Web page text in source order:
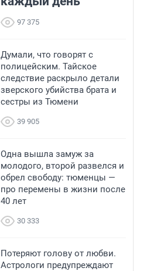
97 375
Думали, что говорят с
полицейским. Тайское
следствие раскрыло детали
зверского убийства брата и
сестры из Тюмени
39 905
Одна вышла замуж за
молодого, второй развелся и
обрел свободу: тюменцы —
про перемены в жизни после
40 лет
30 333
Потеряют голову от любви.
Астрологи предупреждают